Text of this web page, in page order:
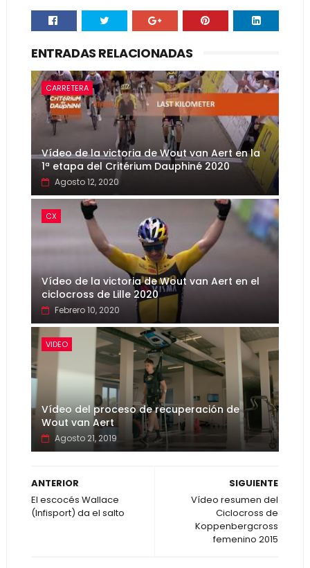
ENTRADAS RELACIONADAS
CARRETERA
Vídeo de la victoria de Wout van Aert en la
1ª etapa del Critérium Dauphiné 2020
Agosto 12, 2020
CX
Vídeo de la victoria de Wout van Aert en el
ciclocross de Lille 2020
Febrero 10, 2020
VIDEO
Vídeo del proceso de recuperación de
Wout van Aert
Agosto 21, 2019
SIGUIENTE
Vídeo resumen del
Ciclocross de
Koppenbergcross
femenino 2015
ANTERIOR
El escocés Wallace
(Infisport) da el salto